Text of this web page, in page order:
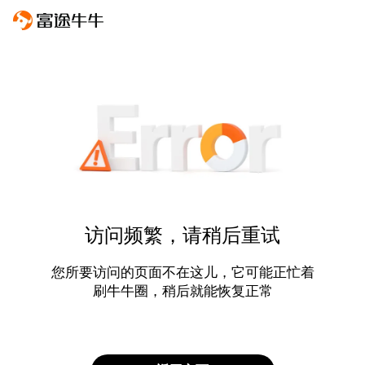
访问频繁，请稍后重试
您所要访问的页面不在这儿，它可能正忙着
刷牛牛圈，稍后就能恢复正常